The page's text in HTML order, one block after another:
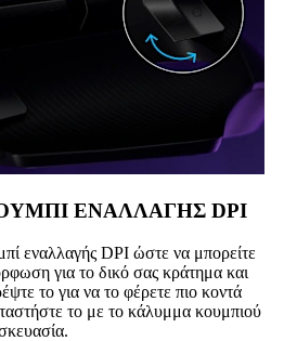
ΕΝΑΛΛΑΓΗΣ DPI
εναλλαγής DPI ώστε να μπορείτε
για το δικό σας κράτημα και
το για να το φέρετε πιο κοντά
το με το κάλυμμα κουμπιού